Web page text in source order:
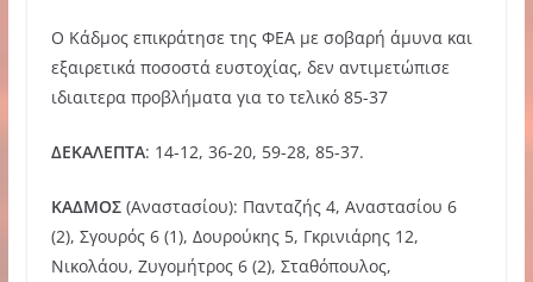
Ο Κάδμος επικράτησε της ΦΕΑ με σοβαρή άμυνα και
εξαιρετικά ποσοστά ευστοχίας, δεν αντιμετώπισε
ιδιαιτερα προβλήματα για το τελικό 85-37
ΔΕΚΑΛΕΠΤΑ: 14-12, 36-20, 59-28, 85-37.
ΚΑΔΜΟΣ(Αναστασίου): Πανταζής 4, Αναστασίου 6
(2), Σγουρός 6 (1), Δουρούκης 5, Γκρινιάρης 12,
Νικολάου, Ζυγομήτρος 6 (2), Σταθόπουλος,